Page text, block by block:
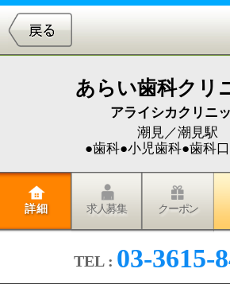
アライシカクリニック
潮見／潮見駅
●歯科●小児歯科●歯科口腔外科
求人募集 クーポン 地 図 インタ
03-3615-8469